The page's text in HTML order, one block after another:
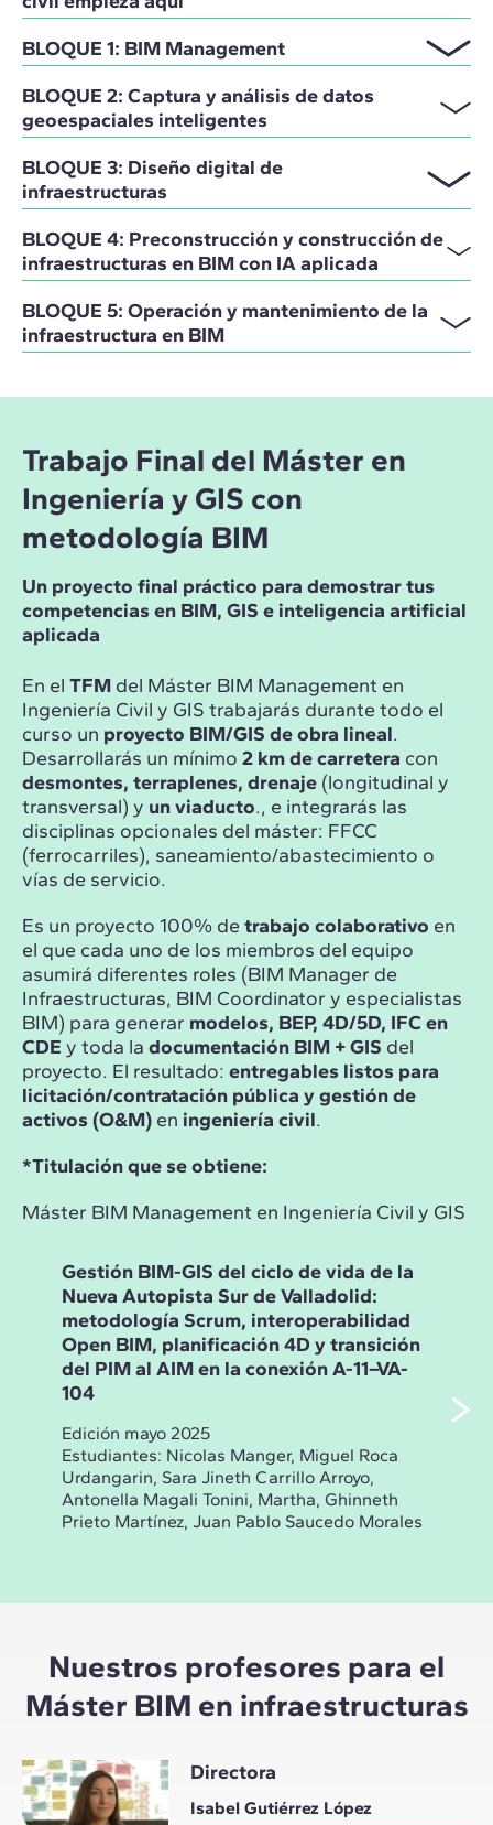
BLOQUE 1: BIM Management
BLOQUE 2: Captura y análisis de datos
geoespaciales inteligentes
BLOQUE 3: Diseño digital de
infraestructuras
BLOQUE 4: Preconstrucción y construcción de
infraestructuras en BIM con IA aplicada
BLOQUE 5: Operación y mantenimiento de la
infraestructura en BIM
Trabajo Final del Máster en
Ingeniería y GIS con
metodología BIM
Un proyecto final práctico para demostrar tus
competencias en BIM, GIS e inteligencia artificial
aplicada
En el TFM del Máster BIM Management en
Ingeniería Civil y GIS trabajarás durante todo el
curso un proyecto BIM/GIS de obra lineal.
Desarrollarás un mínimo 2 km de carretera con
desmontes, terraplenes, drenaje (longitudinal y
transversal) y un viaducto., e integrarás las
disciplinas opcionales del máster: FFCC
(ferrocarriles), saneamiento/abastecimiento o
vías de servicio.
Es un proyecto 100% de trabajo colaborativo en
el que cada uno de los miembros del equipo
asumirá diferentes roles (BIM Manager de
Infraestructuras, BIM Coordinator y especialistas
BIM) para generar modelos, BEP, 4D/5D, IFC en
CDE y toda la documentación BIM + GIS del
proyecto. El resultado: entregables listos para
licitación/contratación pública y gestión de
activos (O&M) en ingeniería civil.
*Titulación que se obtiene:
Máster BIM Management en Ingeniería Civil y GIS
Gestión BIM-GIS del ciclo de vida de la
Nueva Autopista Sur de Valladolid:
metodología Scrum, interoperabilidad
Open BIM, planificación 4D y transición
del PIM al AIM en la conexión A-11–VA-
104
Edición mayo 2025
Estudiantes: Nicolas Manger, Miguel Roca
Urdangarin, Sara Jineth Carrillo Arroyo,
Antonella Magali Tonini, Martha, Ghinneth
Prieto Martínez, Juan Pablo Saucedo Morales
Nuestros profesores para el
Máster BIM en infraestructuras
Directora
Isabel Gutiérrez López